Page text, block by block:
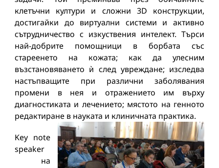
клетъчни култури и сложни 3D конструкции,
достигайки до виртуални системи и активно
сътрудничество с изкуствения интелект. Търси
най-добрите помощници в борбата със
стареенето на кожата; как да улесним
възстановяването ѝ след увреждане; изследва
настъпващите при различни заболявания
промени в нея и отражението им върху
диагностиката и лечението; мястото на генното
редактиране в науката и клиничната практика.
Key note
speaker
на